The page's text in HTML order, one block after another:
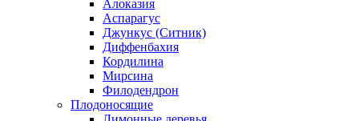
Алоказия
Аспарагус
Джункус (Ситник)
Диффенбахия
Кордилина
Мирсина
Филодендрон
Плодоносящие